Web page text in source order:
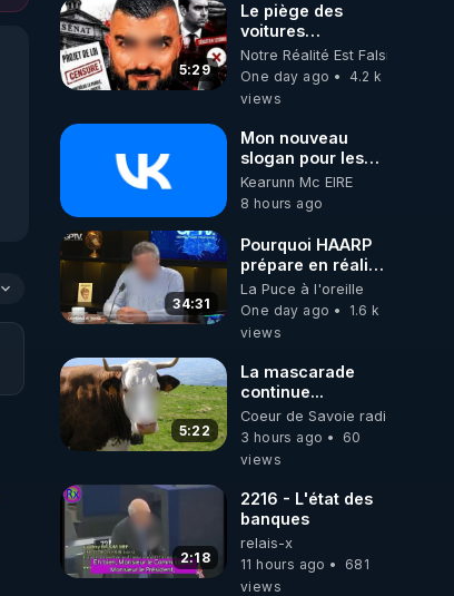
5:29
Le piège des
voitures
électriques se
referme sur les
usagers !
Notre Réalité Est Falsifiée Et
One day ago
4.2 k
views
Mon nouveau
slogan pour les
abonnés (es) de
CrowdBunker :
"La gratuité, c'est
pour vous. Le
travail, c'est pour
nous (pour moi,
c'est un hobby).
"Bienve-nue à
toutes les
bienvenue aux
messieurs qui ont
réussi à trouver la
chaîne tout
seuls."😁😁😁😁
https://vk.ru/id691709867
Ma chaine X:
https://x.com/
Ma chaine
Odysee:
Kearunn Mc EIRE
8 hours ago
34:31
Pourquoi HAARP
prépare en réalité
un CHAOS
climatique, on
répond
La Puce à l'oreille
One day ago
1.6 k
views
5:22
La mascarade
continue...
Coeur de Savoie radioweb TV
3 hours ago
60
views
2:18
2216 - L'état des
banques
relais-x
11 hours ago
681
views